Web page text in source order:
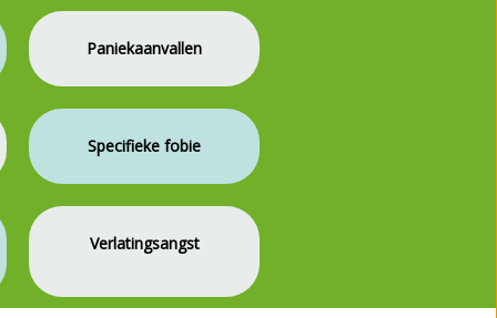
Paniekaanvallen
Specifieke fobie
Verlatingsangst